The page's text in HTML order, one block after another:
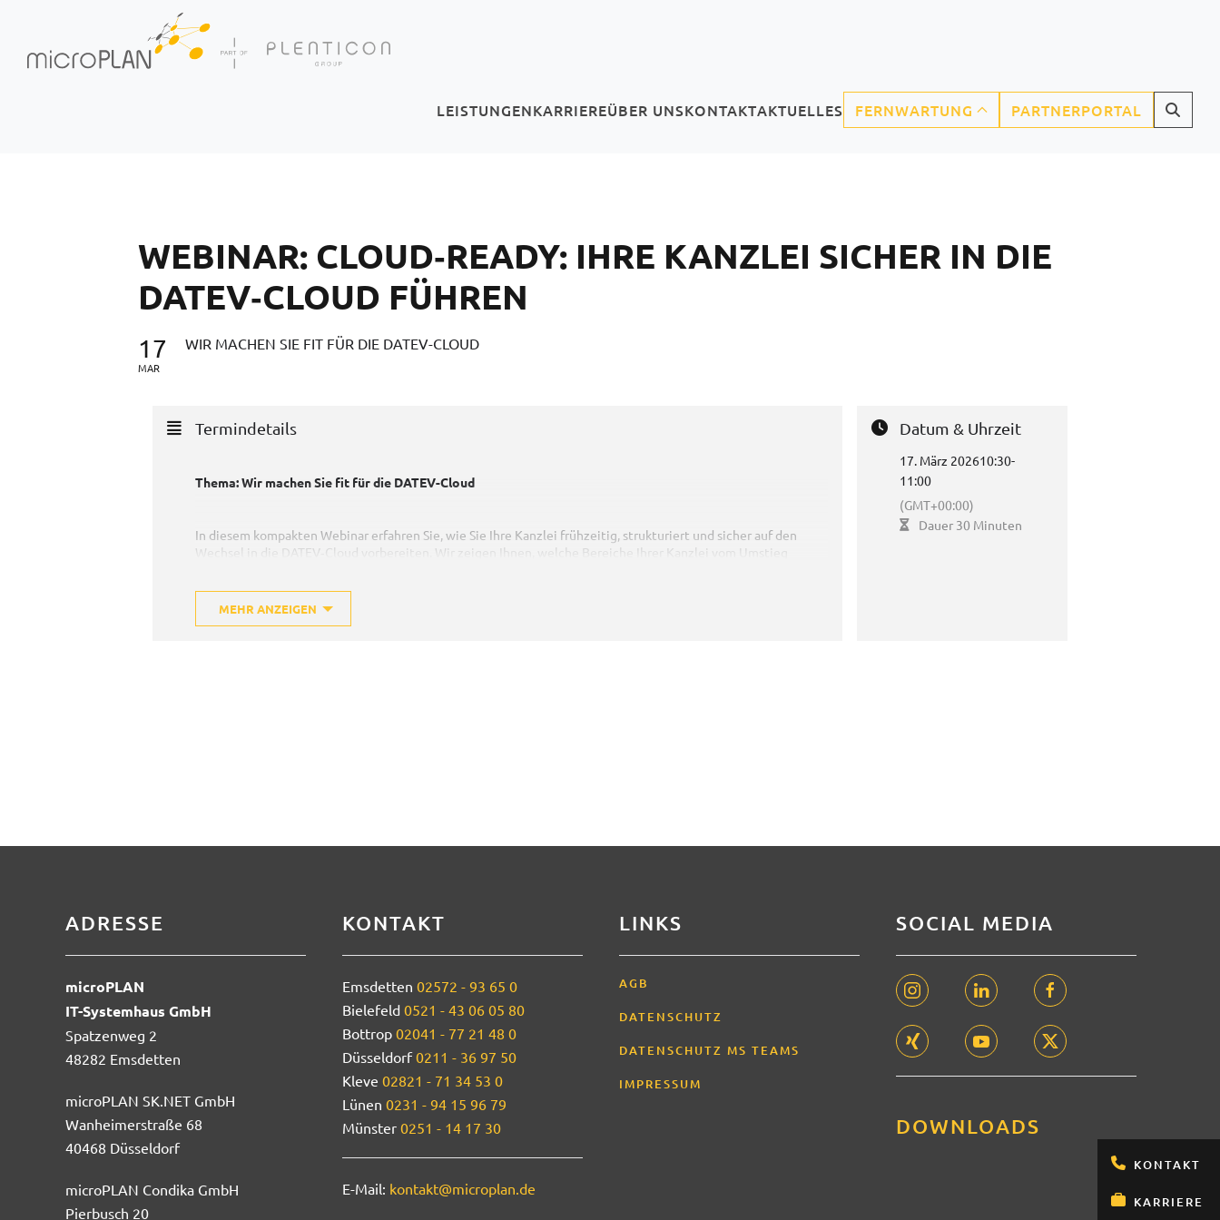
Skip to main content
KONTAKT
KARRIERE
LEISTUNGEN
(CURRENT)
KARRIERE
(CURRENT)
ÜBER UNS
(CURRENT)
KONTAKT
(CURRENT)
AKTUELLES
(CURRENT)
FERNWARTUNG PARTNERPORTAL
WEBINAR: CLOUD‑READY: IHRE KANZLEI SICHER IN DIE
DATEV‑CLOUD FÜHREN
17
MAR
WIR MACHEN SIE FIT FÜR DIE DATEV-CLOUD
Termindetails
Thema:Wir machen Sie fit für die DATEV-Cloud
In diesem kompakten Webinar erfahren Sie, wie Sie Ihre Kanzlei frühzeitig, strukturiert und sicher auf den
Wechsel in die DATEV‑Cloud vorbereiten. Wir zeigen Ihnen, welche Bereiche Ihrer Kanzlei vom Umstieg
Referent:Miguel dos Santos Agostinho (Lünen)
MEHR ANZEIGEN
Datum & Uhrzeit
17. März 202610:30-
11:00
(GMT+00:00)
Dauer 30 Minuten
ADRESSE
microPLAN
IT-Systemhaus GmbH
Spatzenweg 2
48282 Emsdetten
microPLAN SK.NET GmbH
Wanheimerstraße 68
40468 Düsseldorf
microPLAN Condika GmbH
Pierbusch 20
KONTAKT
Emsdetten 02572 - 93 65 0
Bielefeld 0521 - 43 06 05 80
Bottrop 02041 - 77 21 48 0
Düsseldorf0211 - 36 97 50
Kleve 02821 - 71 34 53 0
Lünen 0231 - 94 15 96 79
Münster 0251 - 14 17 30
E-Mail: kontakt@microplan.de
LINKS
AGB
DATENSCHUTZ
DATENSCHUTZ MS TEAMS
IMPRESSUM
SOCIAL MEDIA
DOWNLOADS